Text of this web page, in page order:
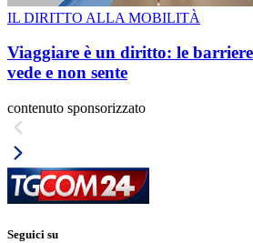
IL DIRITTO ALLA MOBILITÀ
Viaggiare è un diritto: le
vede e non sente
contenuto sponsorizzato
Seguici su